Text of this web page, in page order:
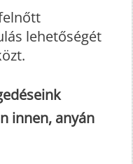
lehetőségét
innen, anyán